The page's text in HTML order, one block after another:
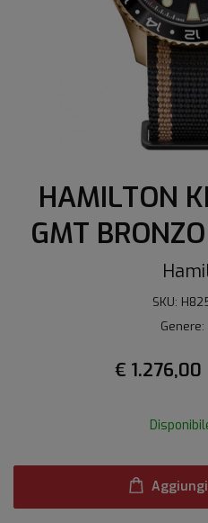
HAMILTON
GMT
SKU:
Genere:
€ 1.276,00